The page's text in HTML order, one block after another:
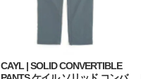
CAYL | SOLID CONVERTIBLE